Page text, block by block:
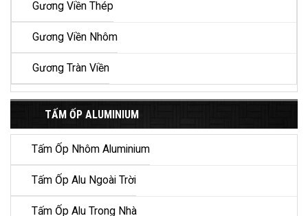
Gương Viền Thép
Gương Viền Nhôm
Gương Tràn Viền
TẤM ỐP ALUMINIUM
Tấm Ốp Nhôm Aluminium
Tấm Ốp Alu Ngoài Trời
Tấm Ốp Alu Trong Nhà